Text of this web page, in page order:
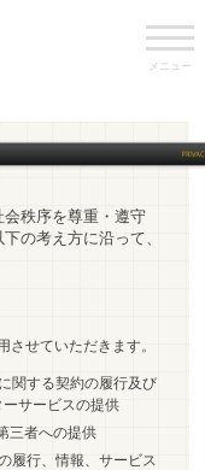
メニュー
秩序を尊重・遵守
の考え方に沿って、
せていただきます。
関する契約の履行及び
サービスの提供
三者への提供
履行、情報、サービス